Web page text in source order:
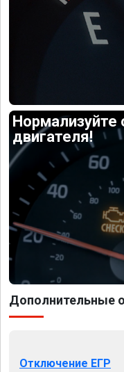
Нормализуйте
двигателя!
Дополнительные
Отключение ЕГР